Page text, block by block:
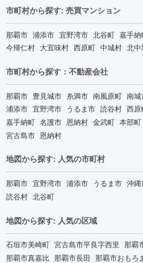
市町村から探す: 売買マンション
那覇市 浦添市 宜野湾市 北谷町 嘉手納
今帰仁村 大宜味村 西原町 中城村 北中
市町村から探す：不動産会社
那覇市 豊見城市 糸満市 南風原町 南城
浦添市 宜野湾市 うるま市 読谷村 西原
嘉手納町 名護市 恩納村 金武町 本部町
宮古島市 恩納村
地図から探す: 人気の市町村
那覇市 宜野湾市 浦添市 うるま市 沖縄
読谷村 北谷町
地図から探す: 人気の区域
石垣市美崎町 宮古島市平良字西里 那覇
那覇市真嘉比 那覇市長田 那覇市おもろ